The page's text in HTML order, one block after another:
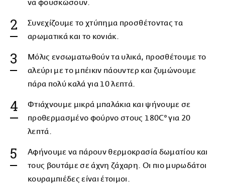
να φουσκώσουν.
Συνεχίζουμε το χτύπημα προσθέτοντας τα
αρωματικά και το κονιάκ.
Μόλις ενσωματωθούν τα υλικά, προσθέτουμε το
αλεύρι με το μπέικιν πάουντερ και ζυμώνουμε
πάρα πολύ καλά για 10 λεπτά.
Φτιάχνουμε μικρά μπαλάκια και ψήνουμε σε
προθερμασμένο φούρνο στους 180C° για 20
λεπτά.
Αφήνουμε να πάρουν θερμοκρασία δωματίου και
τους βουτάμε σε άχνη ζάχαρη. Οι πιο μυρωδάτοι
κουραμπιέδες είναι έτοιμοι.